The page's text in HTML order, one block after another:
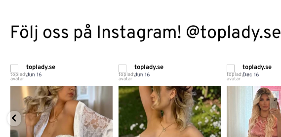
Följ oss på Instagram! @toplady.se
toplady.se
Jun 16
toplady.se
Jun 16
toplady.se
Dec 16